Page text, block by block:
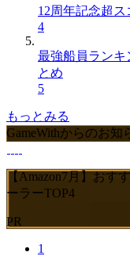
12周年記念超
4
最強船員ランキ
とめ
5
もっとみる
GameWithからのお知
【Amazon7月】おす
ーラーTOP4
PR
1